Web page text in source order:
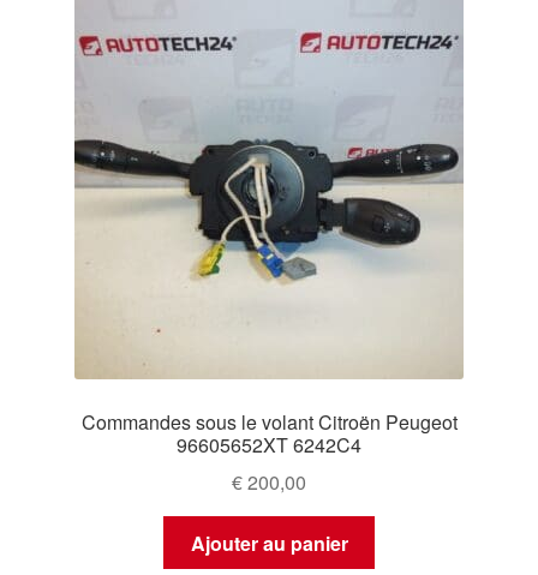
au
Commandes sous le volant Citroën Peugeot
96605652XT 6242C4
€200,00
Ajouter au panier